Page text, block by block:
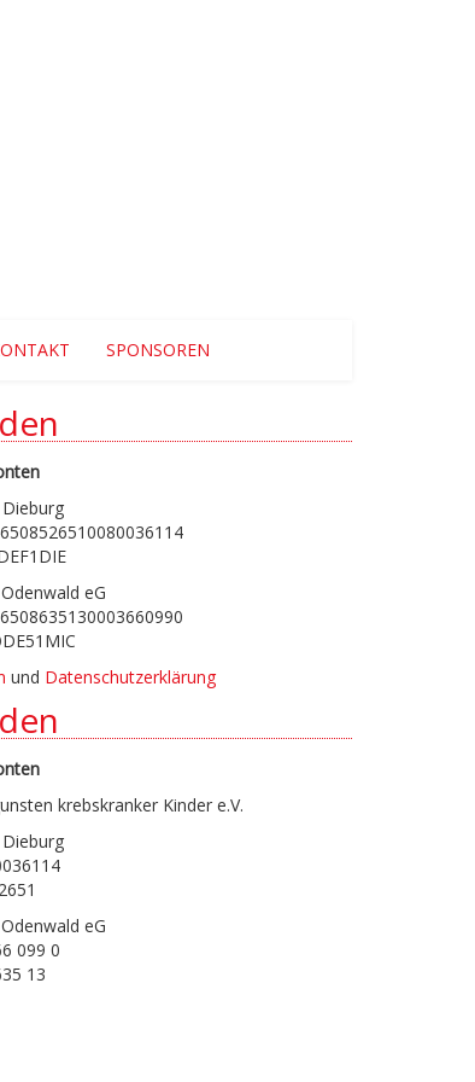
SPONSOREN
eG
und Datenschutzerklärung
krebskranker Kinder e.V.
eG
099 0
13